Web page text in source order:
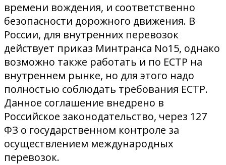
времени вождения, и соответственно
безопасности дорожного движения. В
России, для внутренних перевозок
действует приказ Минтранса No15, однако
возможно также работать и по ЕСТР на
внутреннем рынке, но для этого надо
полностью соблюдать требования ЕСТР.
Данное соглашение внедрено в
Российское законодательство, через 127
ФЗ о государственном контроле за
осуществлением международных
перевозок.